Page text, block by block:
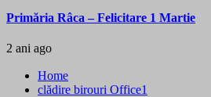
Primăria Râca – Felicitare 1 Martie
2 ani ago
Home
clădire birouri Office1